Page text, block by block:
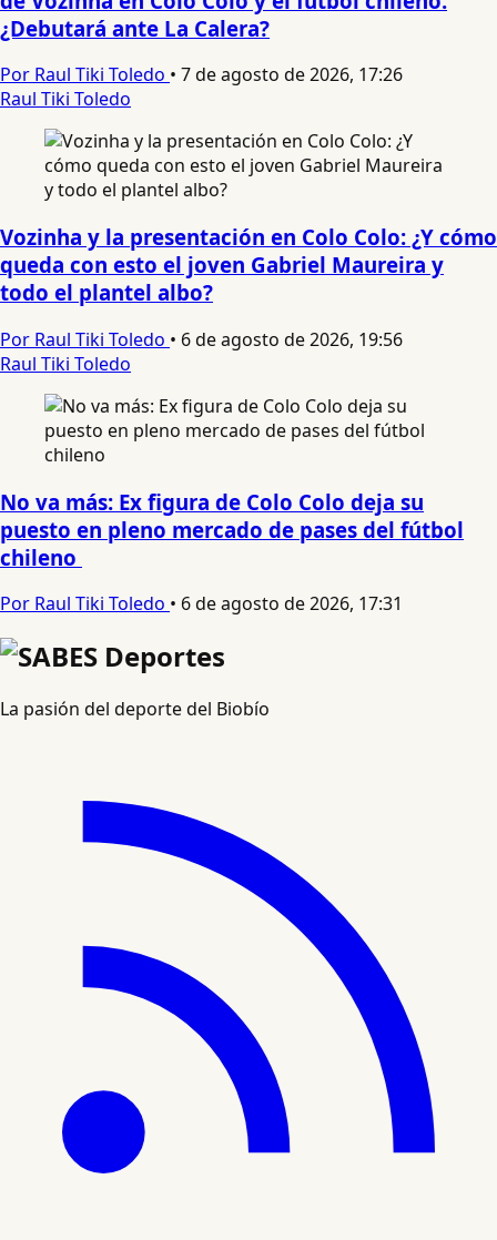
¿Debutará ante La Calera?
Por Raul Tiki Toledo • 7 de agosto de 2026, 17:26
Raul Tiki Toledo
Vozinha y la presentación en Colo Colo: ¿Y cómo
queda con esto el joven Gabriel Maureira y
todo el plantel albo?
Por Raul Tiki Toledo • 6 de agosto de 2026, 19:56
Raul Tiki Toledo
No va más: Ex figura de Colo Colo deja su
puesto en pleno mercado de pases del fútbol
chileno
Por Raul Tiki Toledo • 6 de agosto de 2026, 17:31
La pasión del deporte del Biobío